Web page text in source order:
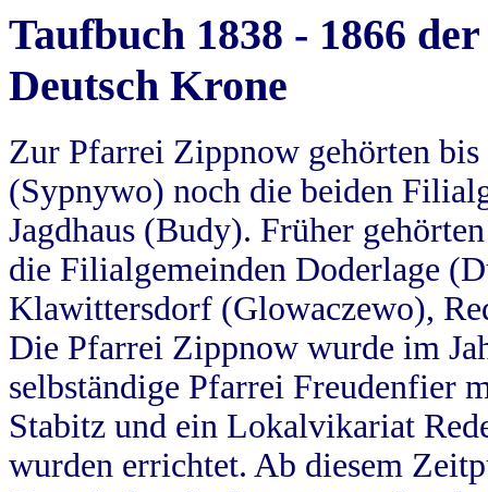
Taufbuch 1838 - 1866
Deutsch Krone
Zur Pfarrei Zippnow gehörten
(Sypnywo) noch die beiden
Jagdhaus (Budy). Früher
die Filialgemeinden Doderlage
Klawittersdorf (Glowaczewo),
Die Pfarrei Zippnow wurde im
selbständige Pfarrei Freudenfier
Stabitz und ein Lokalvikariat
wurden errichtet. Ab diesem